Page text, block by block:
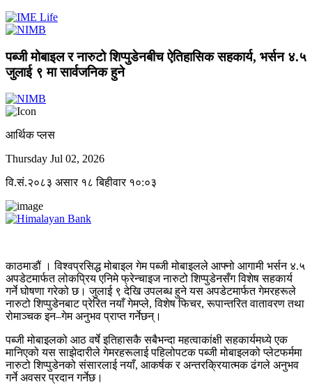
पब्जी मोबाइल र नारुटो शिप्पुडेनबीच ऐतिहासिक सहकार्य, भर्सन ४.५
जुलाई ९ मा सार्वजनिक हुने
आर्थिक प्लस
Thursday Jul 02, 2026
वि.सं.२०८३ असार १८ बिहीवार १०:०३
काठमाडौं । विश्वप्रसिद्ध मोबाइल गेम पब्जी मोबाइलले आफ्नो आगामी भर्सन ४.५
अपडेटमार्फत लोकप्रिय एनिमे फ्रेन्चाइज नारुटो शिप्पुडेनसँग विशेष सहकार्य
गर्ने घोषणा गरेको छ। जुलाई ९ देखि उपलब्ध हुने यस अपडेटमार्फत गेमरहरूले
नारुटो शिप्पुडेनबाट प्रेरित नयाँ गेमप्ले, विशेष फिचर, रूपान्तरित वातावरण तथा
रोमाञ्चक इन–गेम अनुभव प्राप्त गर्नेछन्।
पब्जी मोबाइलको आठ वर्षे इतिहासकै सबैभन्दा महत्वाकांक्षी सहकार्यमध्ये एक
मानिएको यस साझेदारीले गेमरहरूलाई पहिलोपटक पब्जी मोबाइलको प्लेटफर्ममा
नारुटो शिप्पुडेनको संसारलाई नयाँ, आकर्षक र अन्तरक्रियात्मक ढंगले अनुभव
गर्ने अवसर प्रदान गर्नेछ।